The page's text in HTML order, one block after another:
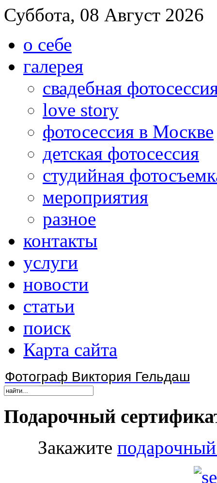
Суббота, 08 Август 2026
о себе
галерея
свадебная
love story
фотосессия в Москве
детская фотосессия
студийная
мероприятия
разное
контакты
услуги
новости
статьи
поиск
Карта сайта
Фотограф Виктория Гельдаш
Подарочный
Закажите